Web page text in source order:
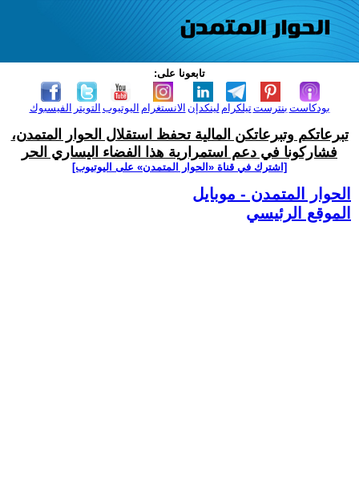
تابعونا على:
الفيسبوك التويتر اليوتيوب الانستغرام لينكدإن تيلكرامبنترست بودكاست
تبرعاتكم وتبرعاتكن المالية تحفظ استقلال الحوار المتمدن،
فشاركونا في دعم استمرارية هذا الفضاء اليساري الحر
[اشترك في قناة ‫«الحوار المتمدن» على اليوتيوب]
الحوار المتمدن - موبايل
الموقع الرئيسي